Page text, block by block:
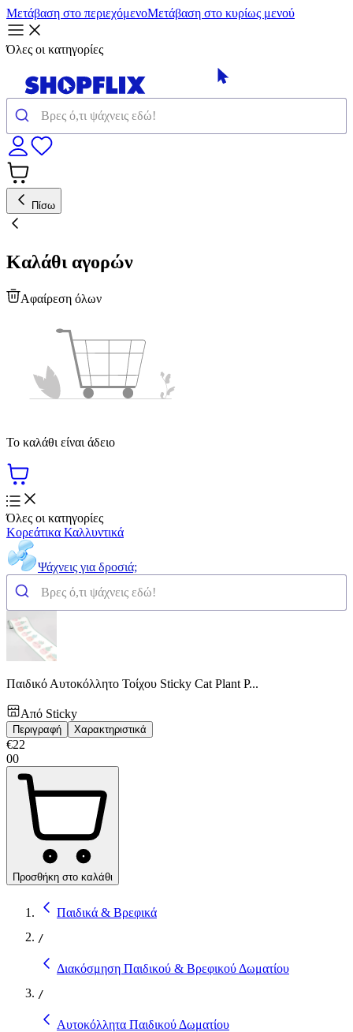
Μετάβαση στο περιεχόμενοΜετάβαση στο κυρίως μενού
Όλες οι κατηγορίες
Πίσω
Καλάθι αγορών
Αφαίρεση όλων
Το καλάθι είναι άδειο
Όλες οι κατηγορίες
Κορεάτικα Καλλυντικά
Ψάχνεις για δροσιά;
Παιδικό Αυτοκόλλητο Τοίχου Sticky Cat Plant P...
Από Sticky
Περιγραφή Χαρακτηριστικά
€22
00
Προσθήκη στο καλάθι
Παιδικά & Βρεφικά
/
Διακόσμηση Παιδικού & Βρεφικού Δωματίου
/
Αυτοκόλλητα Παιδικού Δωματίου